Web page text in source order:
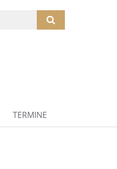
TERMINE